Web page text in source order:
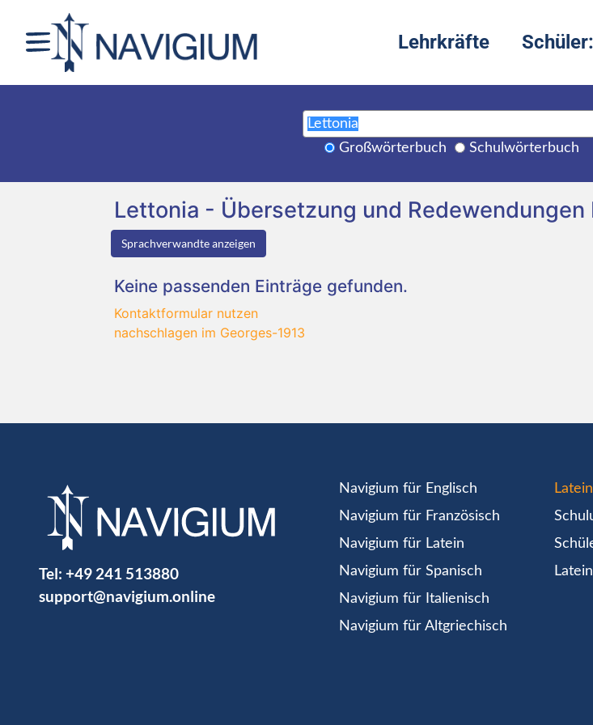
Lehrkräfte
Großwörterbuch Schulwörterbuch
Lettonia - Übersetzung und
Sprachverwandte anzeigen
Keine passenden Einträge gefunden.
Kontaktformular nutzen
nachschlagen im Georges-1913
Tel: +49 241 513880
support@navigium.online
Navigium für Englisch
Navigium für Französisch
Navigium für Latein
Navigium für Spanisch
Navigium für Italienisch
Navigium für Altgriechisch